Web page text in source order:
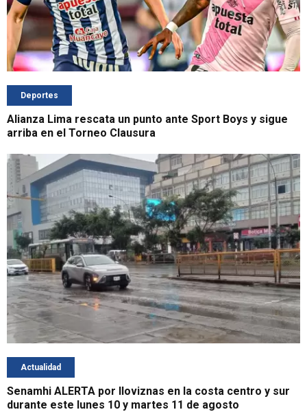
Deportes
Alianza Lima rescata un punto ante Sport Boys y sigue
arriba en el Torneo Clausura
Actualidad
Senamhi ALERTA por lloviznas en la costa centro y sur
durante este lunes 10 y martes 11 de agosto